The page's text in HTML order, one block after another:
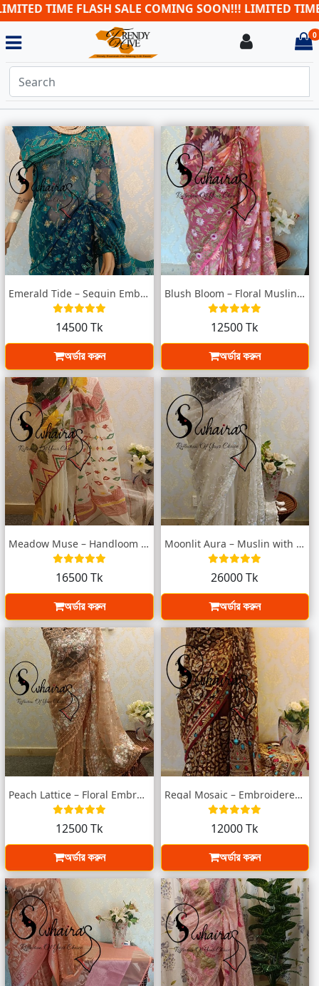
TIME FLASH SALE COMING SOON!!! LIMITED TIME
Login 0
Emerald Tide – Sequin Embroidered Muslin...
14500 Tk
অর্ডার করুন
Blush Bloom – Floral Muslin Saree (Light...
12500 Tk
অর্ডার করুন
Meadow Muse – Handloom Muslin Saree, Flo...
16500 Tk
অর্ডার করুন
Moonlit Aura – Muslin with Karchupi (Ivo...
26000 Tk
অর্ডার করুন
Peach Lattice – Floral Embroidered Musli...
12500 Tk
অর্ডার করুন
Regal Mosaic – Embroidered Saree with Ta...
12000 Tk
অর্ডার করুন